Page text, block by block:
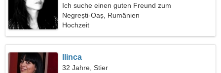
Ich suche einen guten Freund zum
gemeinsamen Wandern
Negrești-Oaș, Rumänien
Hochzeit
Ilinca
32 Jahre, Stier